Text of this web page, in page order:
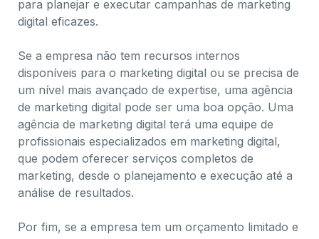
para planejar e executar campanhas de marketing
digital eficazes.
Se a empresa não tem recursos internos
disponíveis para o marketing digital ou se precisa de
um nível mais avançado de expertise, uma agência
de marketing digital pode ser uma boa opção. Uma
agência de marketing digital terá uma equipe de
profissionais especializados em marketing digital,
que podem oferecer serviços completos de
marketing, desde o planejamento e execução até a
análise de resultados.
Por fim, se a empresa tem um orçamento limitado e